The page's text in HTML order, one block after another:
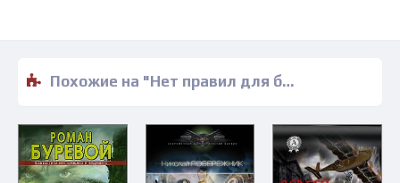
Похожие на "Нет правил для богов - Владислав Выставной" книги читать бесплатно полные версии